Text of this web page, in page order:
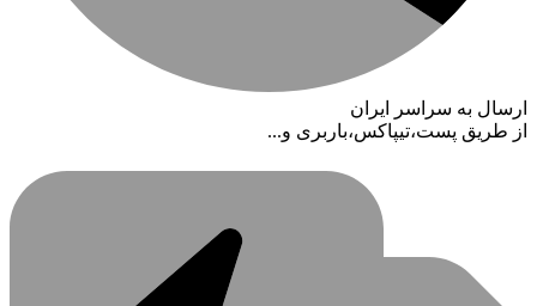
ارسال به سراسر ایران
از طریق پست،تیپاکس،باربری و...